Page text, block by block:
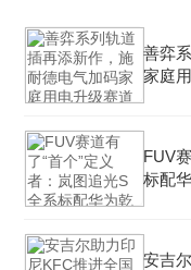
善弈
家庭
FUV
标配
安吉